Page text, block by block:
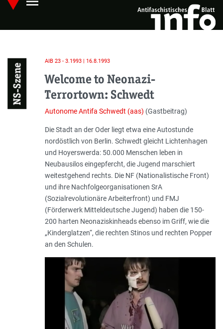
Skip
main
Hauptmenü öffnen
NS-Szene
AIB 23 - 3.1993 | 16.8.1993
Welcome to Neonazi-
Terrortown: Schwedt
Autonome Antifa Schwedt (aas) (Gastbeitrag)
Einleitung
Die Stadt an der Oder liegt etwa eine Autostunde
nordöstlich von Berlin. Schwedt gleicht Lichtenhagen
und Hoyerswerda: 50.000 Menschen leben in
Neubausilos eingepfercht, die Jugend marschiert
weitestgehend rechts. Die NF (Nationalistische Front)
und ihre Nachfolgeorganisationen SrA
(Sozialrevolutionäre Arbeiterfront) und FMJ
(Förderwerk Mitteldeutsche Jugend) haben die 150-
200 harten Neonaziskinheads ebenso im Griff, wie die
„Kinderglatzen“, die rechten Stinos und rechten Popper
an den Schulen.